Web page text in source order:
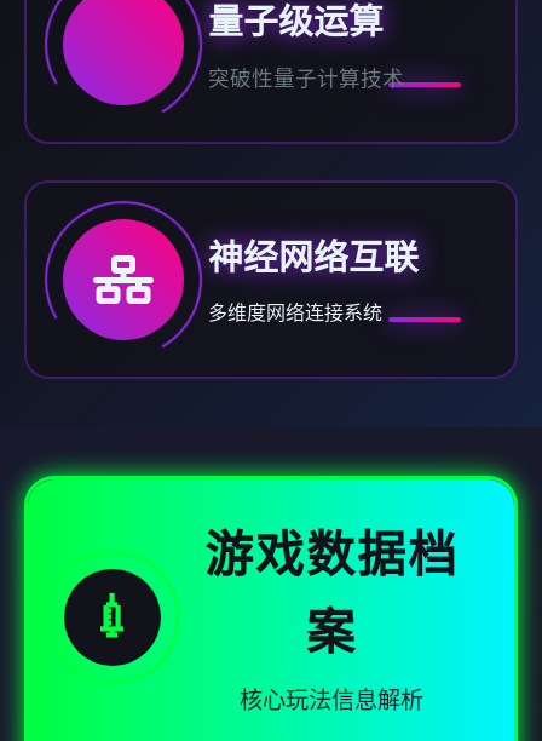
量子级运算
突破性量子计算技术
神经网络互联
多维度网络连接系统
💉
游戏数据档
案
核心玩法信息解析